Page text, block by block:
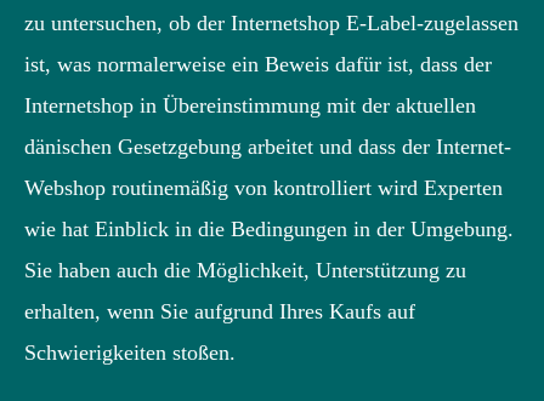
zu untersuchen, ob der Internetshop E-Label-zugelassen
ist, was normalerweise ein Beweis dafür ist, dass der
Internetshop in Übereinstimmung mit der aktuellen
dänischen Gesetzgebung arbeitet und dass der Internet-
Webshop routinemäßig von kontrolliert wird Experten
wie hat Einblick in die Bedingungen in der Umgebung.
Sie haben auch die Möglichkeit, Unterstützung zu
erhalten, wenn Sie aufgrund Ihres Kaufs auf
Schwierigkeiten stoßen.